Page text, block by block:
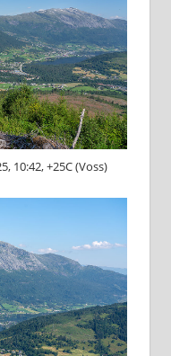
10:42, +25C (Voss)